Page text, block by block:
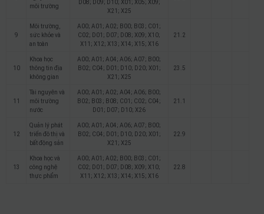
môi trường
D08; D09; D10; X01; X05; X09;
X21; X25
9
Môi trường,
sức khỏe và
an toàn
A00; A01; A02; B00; B03; C01;
C02; D01; D07; D08; X09; X10;
X11; X12; X13; X14; X15; X16
21.2
10
Khoa học
thông tin địa
không gian
A00; A01; A04; A06; A07; B00;
B02; C04; D01; D10; D20; X01;
X21; X25
23.5
11
Tài nguyên và
môi trường
nước
A00; A01; A02; A04; A06; B00;
B02; B03; B08; C01; C02; C04;
D01; D07; D10; X26
21.1
12
Quản lý phát
triển đô thị và
bất động sản
A00; A01; A04; A06; A07; B00;
B02; C04; D01; D10; D20; X01;
X21; X25
22.9
13
Khoa học và
công nghệ
thực phẩm
A00; A01; A02; B00; B03; C01;
C02; D01; D07; D08; X09; X10;
X11; X12; X13; X14; X15; X16
22.8